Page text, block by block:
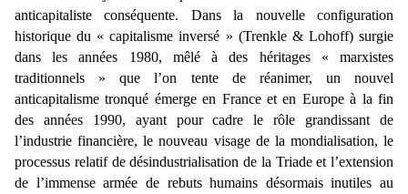
anticapitaliste conséquente. Dans la nouvelle configuration
historique du « capitalisme inversé » (Trenkle & Lohoff) surgie
dans les années 1980, mêlé à des héritages « marxistes
traditionnels » que l’on tente de réanimer, un nouvel
anticapitalisme tronqué émerge en France et en Europe à la fin
des années 1990, ayant pour cadre le rôle grandissant de
l’industrie financière, le nouveau visage de la mondialisation, le
processus relatif de désindustrialisation de la Triade et l’extension
de l’immense armée de rebuts humains désormais inutiles au